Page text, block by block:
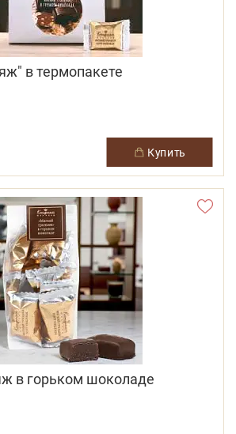
в термопакете
купить
в горьком шоколаде